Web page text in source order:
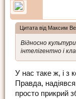
Цитата від Максим
Відносно
інтелігентно і
У нас таке ж, і з
Правда,
просто прикрий